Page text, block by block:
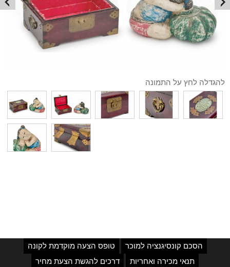
להגדלה לחץ על התמונה
הסכם קונסיגנציה למוכר
טופס הצעה מוקדמת לקונה
תנאי מכירה ואחריות
דרכים להגשת הצעת מחיר